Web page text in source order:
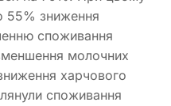
55% зниження
споживання
молочних
харчового
споживання